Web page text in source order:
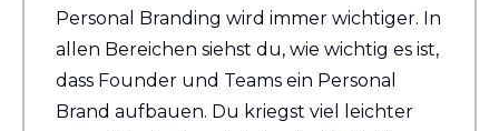
Personal Branding wird immer wichtiger. In
allen Bereichen siehst du, wie wichtig es ist,
dass Founder und Teams ein Personal
Brand aufbauen. Du kriegst viel leichter